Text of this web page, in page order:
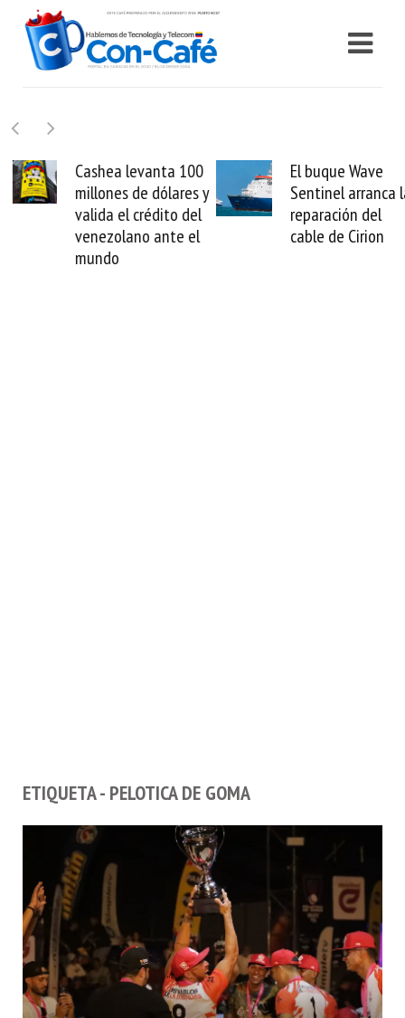
Cashea levanta 100
millones de dólares y
valida el crédito del
venezolano ante el
mundo
El buque Wave
Sentinel arranca la
reparación del
cable de Cirion
ETIQUETA - PELOTICA DE GOMA